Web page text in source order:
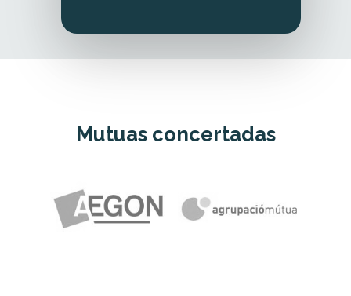
Mutuas concertadas